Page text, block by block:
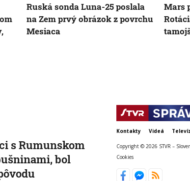
Ruská sonda Luna-25 poslala
na Zem prvý obrázok z povrchu
Mesiaca
Mars
s Rumunskom
bol
Kontakty Videá
Copyright © 2026 STVR –
Cookies